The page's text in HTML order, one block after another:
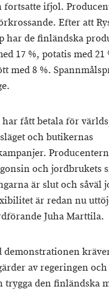
fortsatte ifjol.
Efter att
har de finländska
17 %, potatis med
med 8 %.
fått betala för
och butikernas
och jordbrukets
är slut och såväl
är redan nu
Juha Marttila.
demonstrationen
av regeringen
trygga den finländska